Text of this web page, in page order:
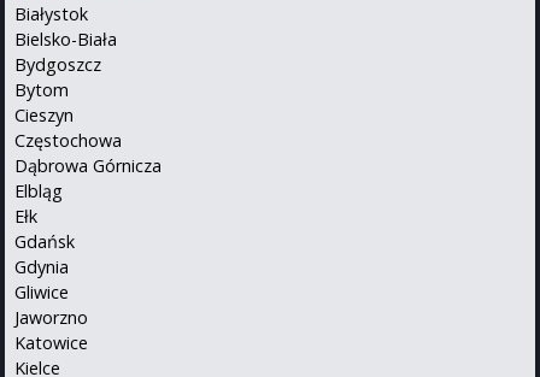
Białystok
Bielsko-Biała
Bydgoszcz
Bytom
Cieszyn
Częstochowa
Dąbrowa Górnicza
Elbląg
Ełk
Gdańsk
Gdynia
Gliwice
Jaworzno
Katowice
Kielce